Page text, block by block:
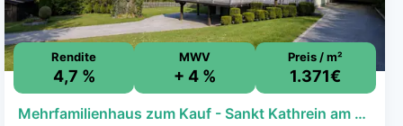
Rendite
4,7 %
MWV
+ 4 %
Preis / m²
1.371€
Mehrfamilienhaus zum Kauf - Sankt Kathrein am Offenegg - 480.000 € - 7 Zimmer, 350 m², 1.091 m² Grundstück